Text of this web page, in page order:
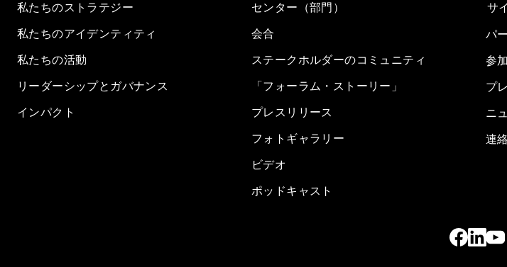
私たちのストラテジー
私たちのアイデンティティ
私たちの活動
リーダーシップとガバナンス
インパクト
センター（部門）
会合
ステークホルダーのコミュニティ
「フォーラム・ストーリー」
プレスリリース
フォトギャラリー
ビデオ
ポッドキャスト
サ
パ
参
プ
ニ
連